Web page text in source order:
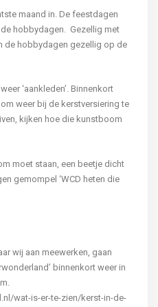
maand in. De feestdagen
de hobbydagen. Gezellig met
de hobbydagen gezellig op de
‘aankleden’. Binnenkort
weer bij de kerstversiering te
kijken hoe die kunstboom
moet staan, een beetje dicht
gemompel ‘WCD heten die
wij aan meewerken, gaan
binnenkort weer in
wat-is-er-te-zien/kerst-in-de-